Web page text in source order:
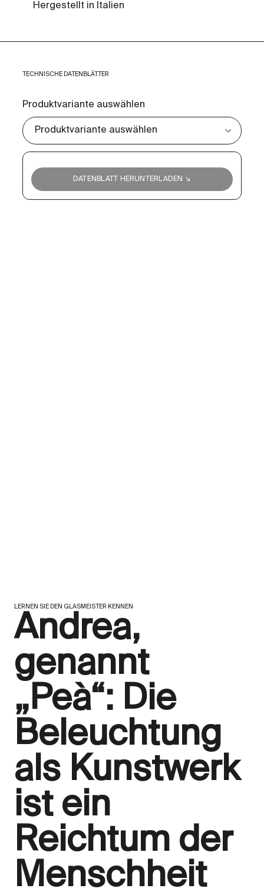
Hergestellt in Italien
TECHNISCHE DATENBLÄTTER
Produktvariante auswählen
DATENBLATT HERUNTERLADEN ↘
LERNEN SIE DEN GLASMEISTER KENNEN
Andrea,
genannt
„Peà“: Die
Beleuchtung
als Kunstwerk
ist ein
Reichtum der
Menschheit